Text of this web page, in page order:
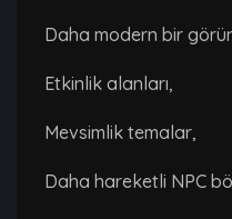
Daha modern bir
Etkinlik alanları,
Mevsimlik temalar,
Daha hareketli NPC